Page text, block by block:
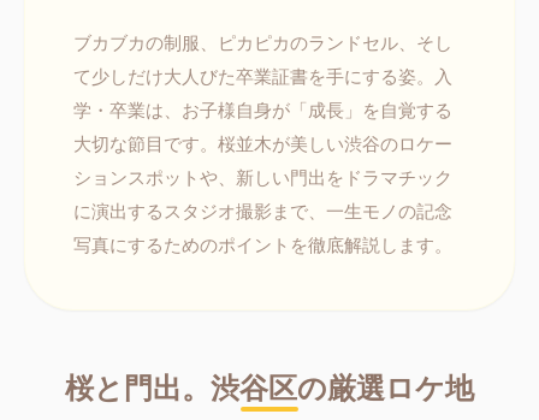
ブカブカの制服、ピカピカのランドセル、そし
て少しだけ大人びた卒業証書を手にする姿。入
学・卒業は、お子様自身が「成長」を自覚する
大切な節目です。桜並木が美しい渋谷のロケー
ションスポットや、新しい門出をドラマチック
に演出するスタジオ撮影まで、一生モノの記念
写真にするためのポイントを徹底解説します。
桜と門出。渋谷区の厳選ロケ地